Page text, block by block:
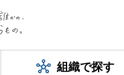
組織で探す